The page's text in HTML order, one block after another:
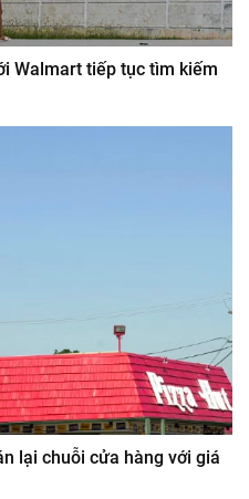
Walmart tiếp tục tìm kiếm
lại chuỗi cửa hàng với giá